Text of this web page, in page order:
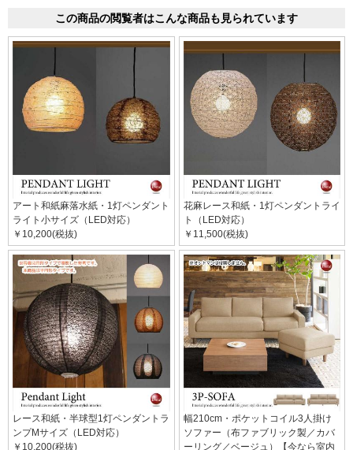
この商品の閲覧者はこんな商品も見られています
アート和紙麻落水紙・1灯ペンダント
ライト小サイズ（LED対応）
￥10,200(税抜)
花麻レース和紙・1灯ペンダントライ
ト（LED対応）
￥11,500(税抜)
レース和紙・半球型1灯ペンダントラ
ンプMサイズ（LED対応）
￥10,200(税抜)
幅210cm・ポケットコイル3人掛け
ソファー（布ファブリック製／カバ
ーリング／ベージュ）【今なら室内